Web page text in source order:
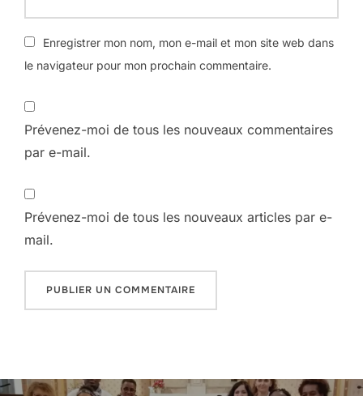
Enregistrer mon nom, mon e-mail et mon site web dans
le navigateur pour mon prochain commentaire.
Prévenez-moi de tous les nouveaux commentaires
par e-mail.
Prévenez-moi de tous les nouveaux articles par e-
mail.